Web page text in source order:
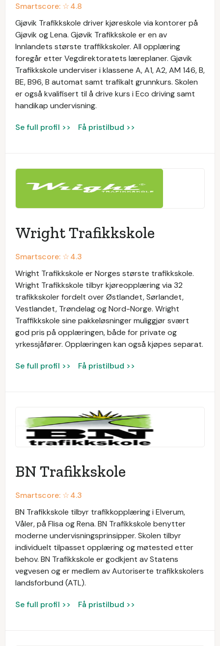
Smartscore: ☆4.8
Gjøvik Trafikkskole driver kjøreskole via kontorer på
Gjøvik og Lena. Gjøvik Trafikkskole er en av
Innlandets største traffikkskoler. All opplæring
foregår etter Vegdirektoratets læreplaner. Gjøvik
Trafikkskole underviser i klassene A, A1, A2, AM 146, B,
BE, B96, B automat samt trafikalt grunnkurs. Skolen
er også kvalifisert til å drive kurs i Eco driving samt
handikap undervisning.
Se full profil >> Få pristilbud >>
Wright Trafikkskole
Smartscore: ☆4.3
Wright Trafikkskole er Norges største trafikkskole.
Wright Trafikkskole tilbyr kjøreopplæring via 32
trafikkskoler fordelt over Østlandet, Sørlandet,
Vestlandet, Trøndelag og Nord-Norge. Wright
Traffikkskole sine pakkeløsninger muliggjør svært
god pris på opplæringen, både for private og
yrkessjåfører. Opplæringen kan også kjøpes separat.
Se full profil >> Få pristilbud >>
BN Trafikkskole
Smartscore: ☆4.3
BN Trafikkskole tilbyr trafikkopplæring i Elverum,
Våler, på Flisa og Rena. BN Trafikkskole benytter
moderne undervisningsprinsipper. Skolen tilbyr
individuelt tilpasset opplæring og møtested etter
behov. BN Trafikkskole er godkjent av Statens
vegvesen og er medlem av Autoriserte trafikkskolers
landsforbund (ATL).
Se full profil >> Få pristilbud >>